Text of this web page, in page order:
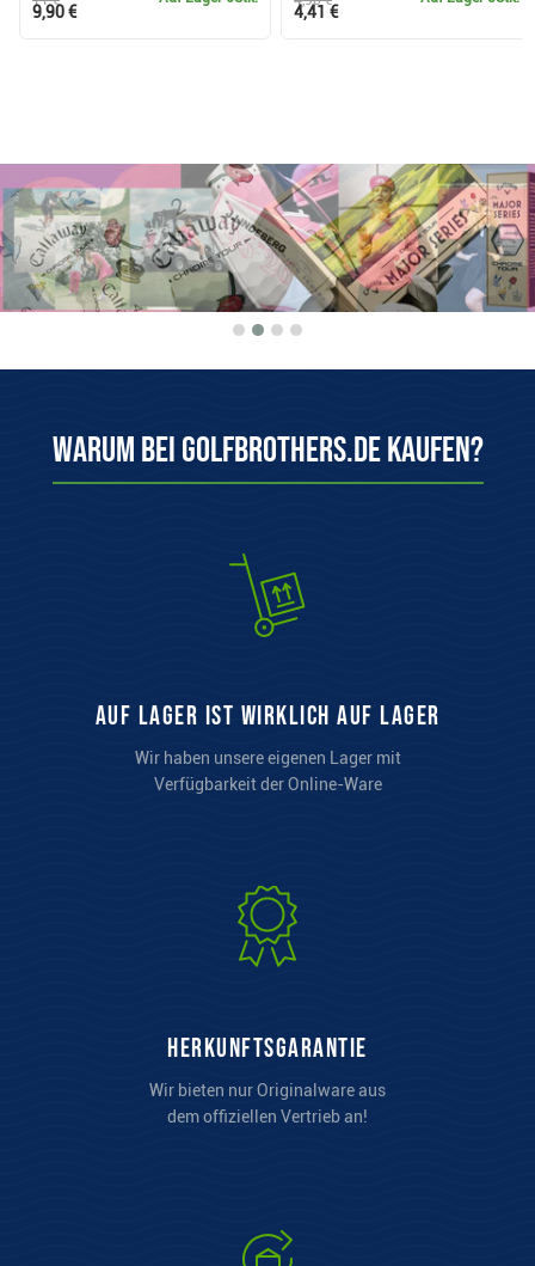
9,90 € 4,41 €
Warum bei Golfbrothers.de kaufen?
auf Lager ist wirklich auf Lager
Wir haben unsere eigenen Lager mit
Verfügbarkeit der Online-Ware
Herkunftsgarantie
Wir bieten nur Originalware aus
dem offiziellen Vertrieb an!